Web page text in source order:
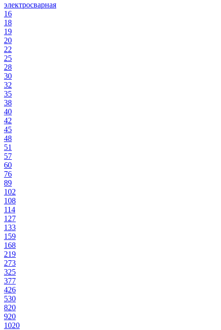
электросварная
16
18
19
20
22
25
28
30
32
35
38
40
42
45
48
51
57
60
76
89
102
108
114
127
133
159
168
219
273
325
377
426
530
820
920
1020